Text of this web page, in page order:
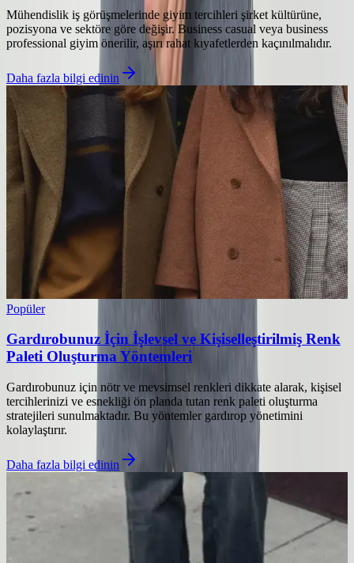
Mühendislik iş görüşmelerinde giyim tercihleri şirket kültürüne,
pozisyona ve sektöre göre değişir. Business casual veya business
professional giyim önerilir, aşırı rahat kıyafetlerden kaçınılmalıdır.
Daha fazla bilgi edinin
Popüler
Gardırobunuz İçin İşlevsel ve Kişiselleştirilmiş Renk
Paleti Oluşturma Yöntemleri
Gardırobunuz için nötr ve mevsimsel renkleri dikkate alarak, kişisel
tercihlerinizi ve esnekliği ön planda tutan renk paleti oluşturma
stratejileri sunulmaktadır. Bu yöntemler gardırop yönetimini
kolaylaştırır.
Daha fazla bilgi edinin